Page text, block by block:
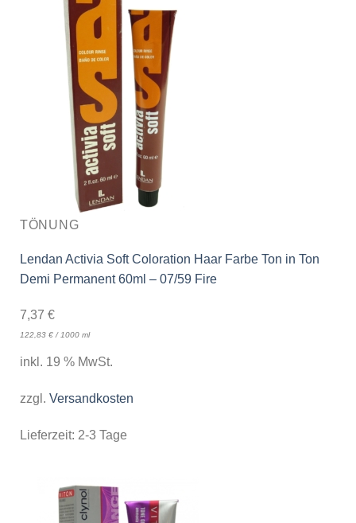
TÖNUNG
Lendan Activia Soft Coloration Haar Farbe Ton in Ton
Demi Permanent 60ml – 07/59 Fire
7,37 €
122,83 €/1000 ml
inkl. 19 % MwSt.
zzgl. Versandkosten
Lieferzeit: 2-3 Tage